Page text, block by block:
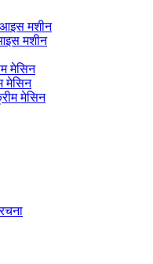
आइस मशीन
मशीन
मेसिन
मेसिन
मेसिन